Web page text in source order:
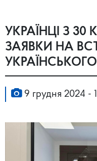
УКРАЇНЦІ З 30
ЗАЯВКИ НА
9 грудня 2024 -